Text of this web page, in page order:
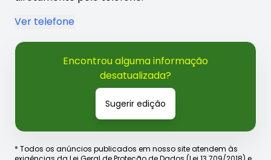
Ver telefone
Encontrou alguma informação
desatualizada?
Sugerir edição
* Todos os anúncios publicados em nosso site atendem às